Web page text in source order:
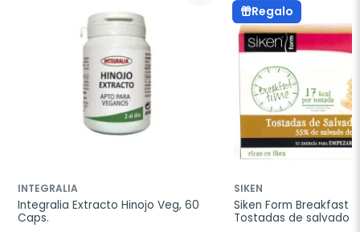
INTEGRALIA
Integralia Extracto Hinojo Veg, 60
Caps.
Regalo
SIKEN
Siken Form Breakfast
Tostadas de salvado